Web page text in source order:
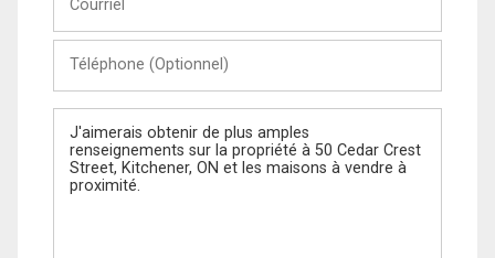
(Optionnel)
Message